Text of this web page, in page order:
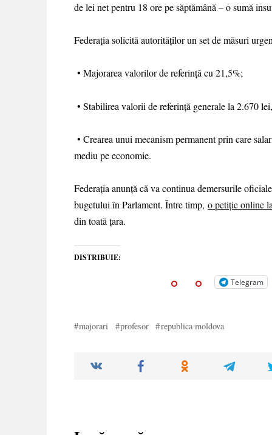
de lei net pentru 18 ore pe săptămână – o sumă
Federația solicită autorităților un set de măsuri
• Majorarea valorilor de referință cu 21,5%;
• Stabilirea valorii de referință generale la 2.670
• Crearea unui mecanism permanent prin care
mediu pe economie.
Federația anunță că va continua demersurile
bugetului în Parlament. Între timp, o petiție online
din toată țara.
DISTRIBUIE:
Telegram
majorari profesor republica moldova